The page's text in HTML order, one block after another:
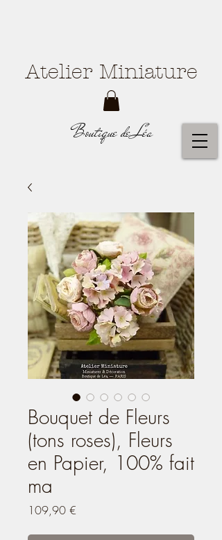
Boutique de Léa
Atelier Miniature
Bouquet de Fleurs
(tons roses), Fleurs
en Papier, 100% fait
ma
109,90 €